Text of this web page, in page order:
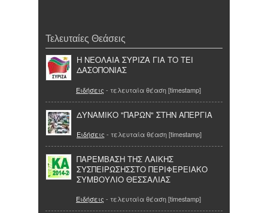
Τελευταίες Θεάσεις
Η ΝΕΟΛΑΙΑ ΣΥΡΙΖΑ ΓΙΑ ΤΟ ΤΕΙ
ΔΑΣΟΠΟΝΙΑΣ
Ειδήσεις - τελευταία θέαση [timestamp]
ΔΥΝΑΜΙΚΟ "ΠΑΡΩΝ" ΣΤΗΝ ΑΠΕΡΓΙΑ
Ειδήσεις - τελευταία θέαση [timestamp]
ΠΑΡΕΜΒΑΣΗ ΤΗΣ ΛΑΙΚΗΣ
ΣΥΣΠΕΙΡΩΣΗΣΣΤΟ ΠΕΡΙΦΕΡΕΙΑΚΟ
ΣΥΜΒΟΥΛΙΟ ΘΕΣΣΑΛΙΑΣ
Ειδήσεις - τελευταία θέαση [timestamp]